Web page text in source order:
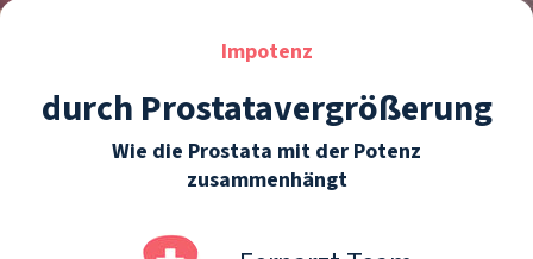
Impotenz
durch Prostatavergrößerung
Wie die Prostata mit der Potenz
zusammenhängt